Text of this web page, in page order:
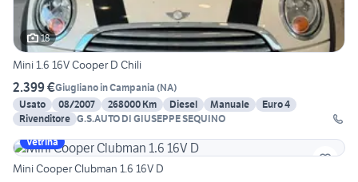
18
Mini 1.6 16V Cooper D Chili
2.399 €Giugliano in Campania (NA)
Usato
08/2007 268000 Km Diesel Manuale
Euro 4
Rivenditore G.S.AUTO DI GIUSEPPE SEQUINO
Vetrina
Mini Cooper Clubman 1.6 16V D